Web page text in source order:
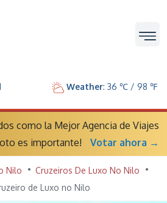
Weather: 36 ℃ / 98 ℉
como la Mejor Agencia de Viajes
es importante!
Votar ahora →
Nilo
Cruzeiros De Luxo No Nilo
de Luxo no Nilo